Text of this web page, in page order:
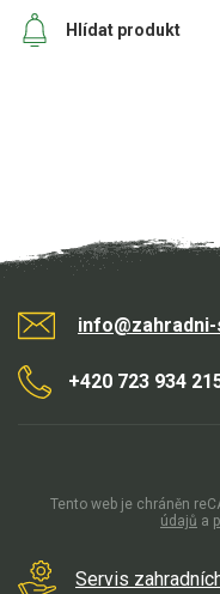
Hlídat produkt
+420 723 934
Servis
Tento web je chráněn
údajů a